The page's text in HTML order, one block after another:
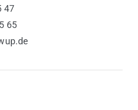
47
65